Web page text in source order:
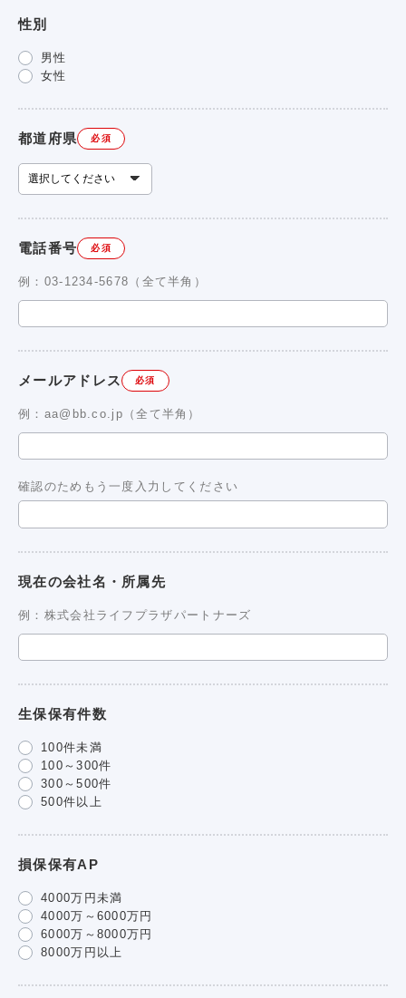
性別
男性
女性
都道府県 必須
電話番号 必須
例：03-1234-5678（全て半角）
メールアドレス 必須
例：aa@bb.co.jp（全て半角）
確認のためもう一度入力してください
現在の会社名・所属先
例：株式会社ライフプラザパートナーズ
生保保有件数
100件未満
100～300件
300～500件
500件以上
損保保有AP
4000万円未満
4000万～6000万円
6000万～8000万円
8000万円以上